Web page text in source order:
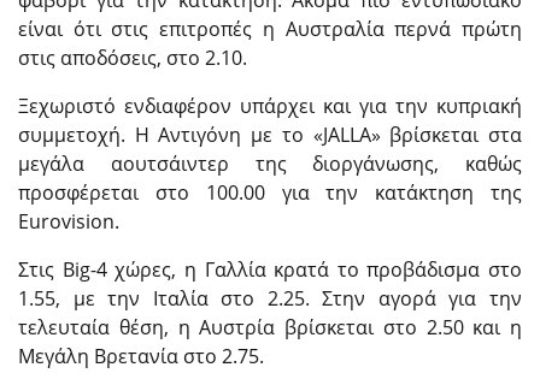
είναι ότι στις επιτροπές η Αυστραλία περνά πρώτη
στις αποδόσεις, στο 2.10.
Ξεχωριστό ενδιαφέρον υπάρχει και για την κυπριακή
συμμετοχή. Η Αντιγόνη με το «JALLA» βρίσκεται στα
μεγάλα αουτσάιντερ της διοργάνωσης, καθώς
προσφέρεται στο 100.00 για την κατάκτηση της
Eurovision.
Στις Big-4 χώρες, η Γαλλία κρατά το προβάδισμα στο
1.55, με την Ιταλία στο 2.25. Στην αγορά για την
τελευταία θέση, η Αυστρία βρίσκεται στο 2.50 και η
Μεγάλη Βρετανία στο 2.75.